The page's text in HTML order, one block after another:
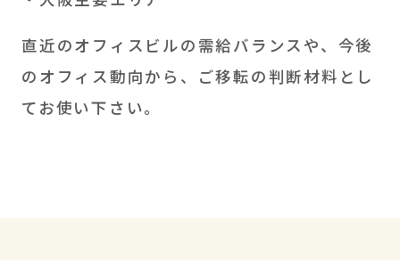
直近のオフィスビルの需給バランスや、今後
のオフィス動向から、ご移転の判断材料とし
てお使い下さい。